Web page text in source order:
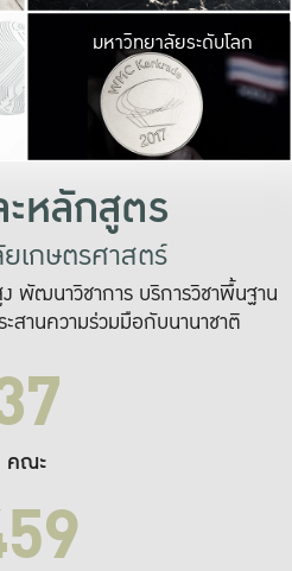
มหาวิ
เปลี่ยนแปลง แล
เพื่อทำง
ระบบสารสนเทศ
มหาวิทยาลัยระดับโลก
หลักสูตร
เกษตรศาสตร์
พัฒนาวิชาการ บริการวิชาพื้นฐาน
สานความร่วมมือกับนานาชาติ
คณะ